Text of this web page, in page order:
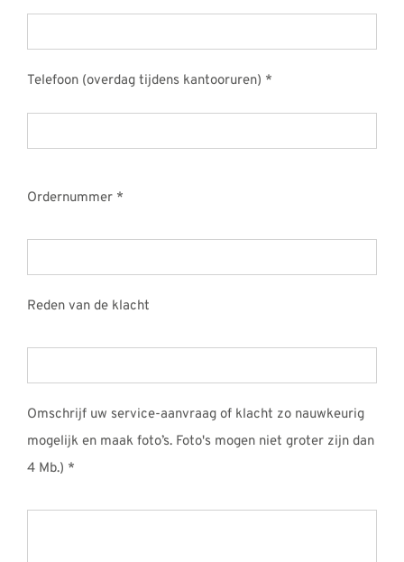
Telefoon (overdag tijdens kantooruren) *
Ordernummer *
Reden van de klacht
Omschrijf uw service-aanvraag of klacht zo nauwkeurig
mogelijk en maak foto’s. Foto's mogen niet groter zijn dan
4 Mb.) *